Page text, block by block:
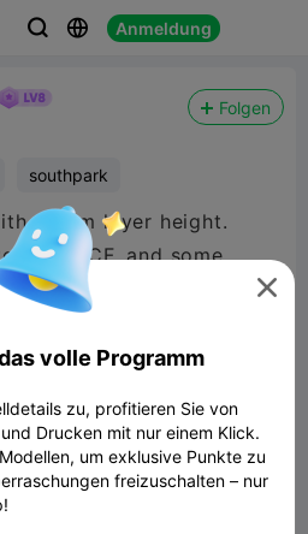
  Anmeldung
Folgen
southpark
.16mm layer height.
black CF, and some
brown. did the wood

volle Programm
zu, profitieren Sie von
Drucken mit nur einem Klick.
um exklusive Punkte zu
freizuschalten – nur